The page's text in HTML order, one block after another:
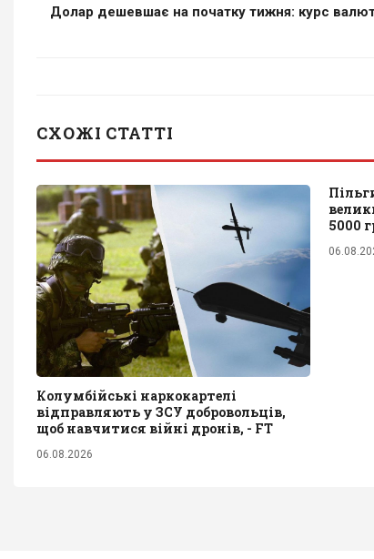
Долар дешевшає на початку тижня: курс валют
СХОЖІ СТАТТІ
Колумбійські наркокартелі
відправляють у ЗСУ добровольців,
щоб навчитися війні дронів, - FT
06.08.2026
5000